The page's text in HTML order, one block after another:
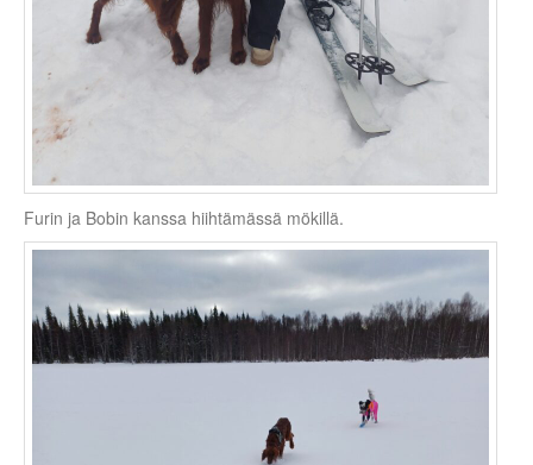
Furin ja Bobin kanssa hiihtämässä mökillä.